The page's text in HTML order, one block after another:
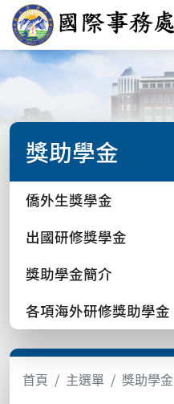
獎助學金
僑外生獎學金
出國研修獎學金
獎助學金簡介
各項海外研修獎助學金
首頁 主選單 獎助學金